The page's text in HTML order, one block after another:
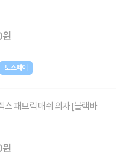
토스페이
스 패브릭 매쉬 의자 [블랙바